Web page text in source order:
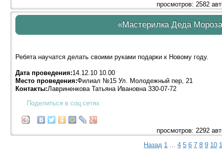
просмотров: 2582
«Мастерилка Деда
Ребята научатся делать своими руками подарки к Новому году.
Дата проведения:14.12.10 10.00
Место проведения:Филиал №15 Ул. Молодежный пер, 21
Контакты:Лавриненкова Татьяна Ивановна 330-07-72
Поделиться в соц.сетях
просмотров: 2292
Назад 1 4 5 6 7 8 9 10